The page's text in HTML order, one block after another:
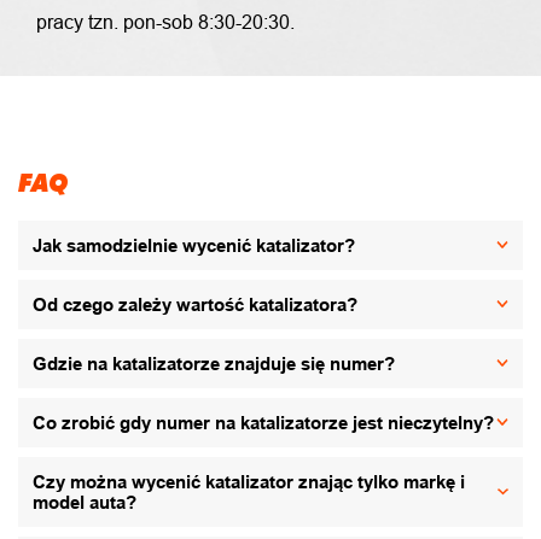
pracy tzn. pon-sob 8:30-20:30.
FAQ
Jak samodzielnie wycenić katalizator?
Od czego zależy wartość katalizatora?
Gdzie na katalizatorze znajduje się numer?
Co zrobić gdy numer na katalizatorze jest nieczytelny?
Czy można wycenić katalizator znając tylko markę i
model auta?